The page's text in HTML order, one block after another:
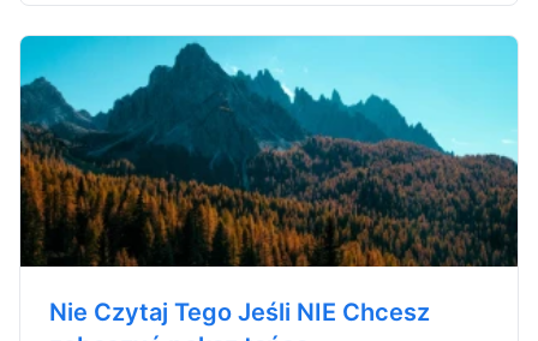
Nie Czytaj Tego Jeśli NIE Chcesz